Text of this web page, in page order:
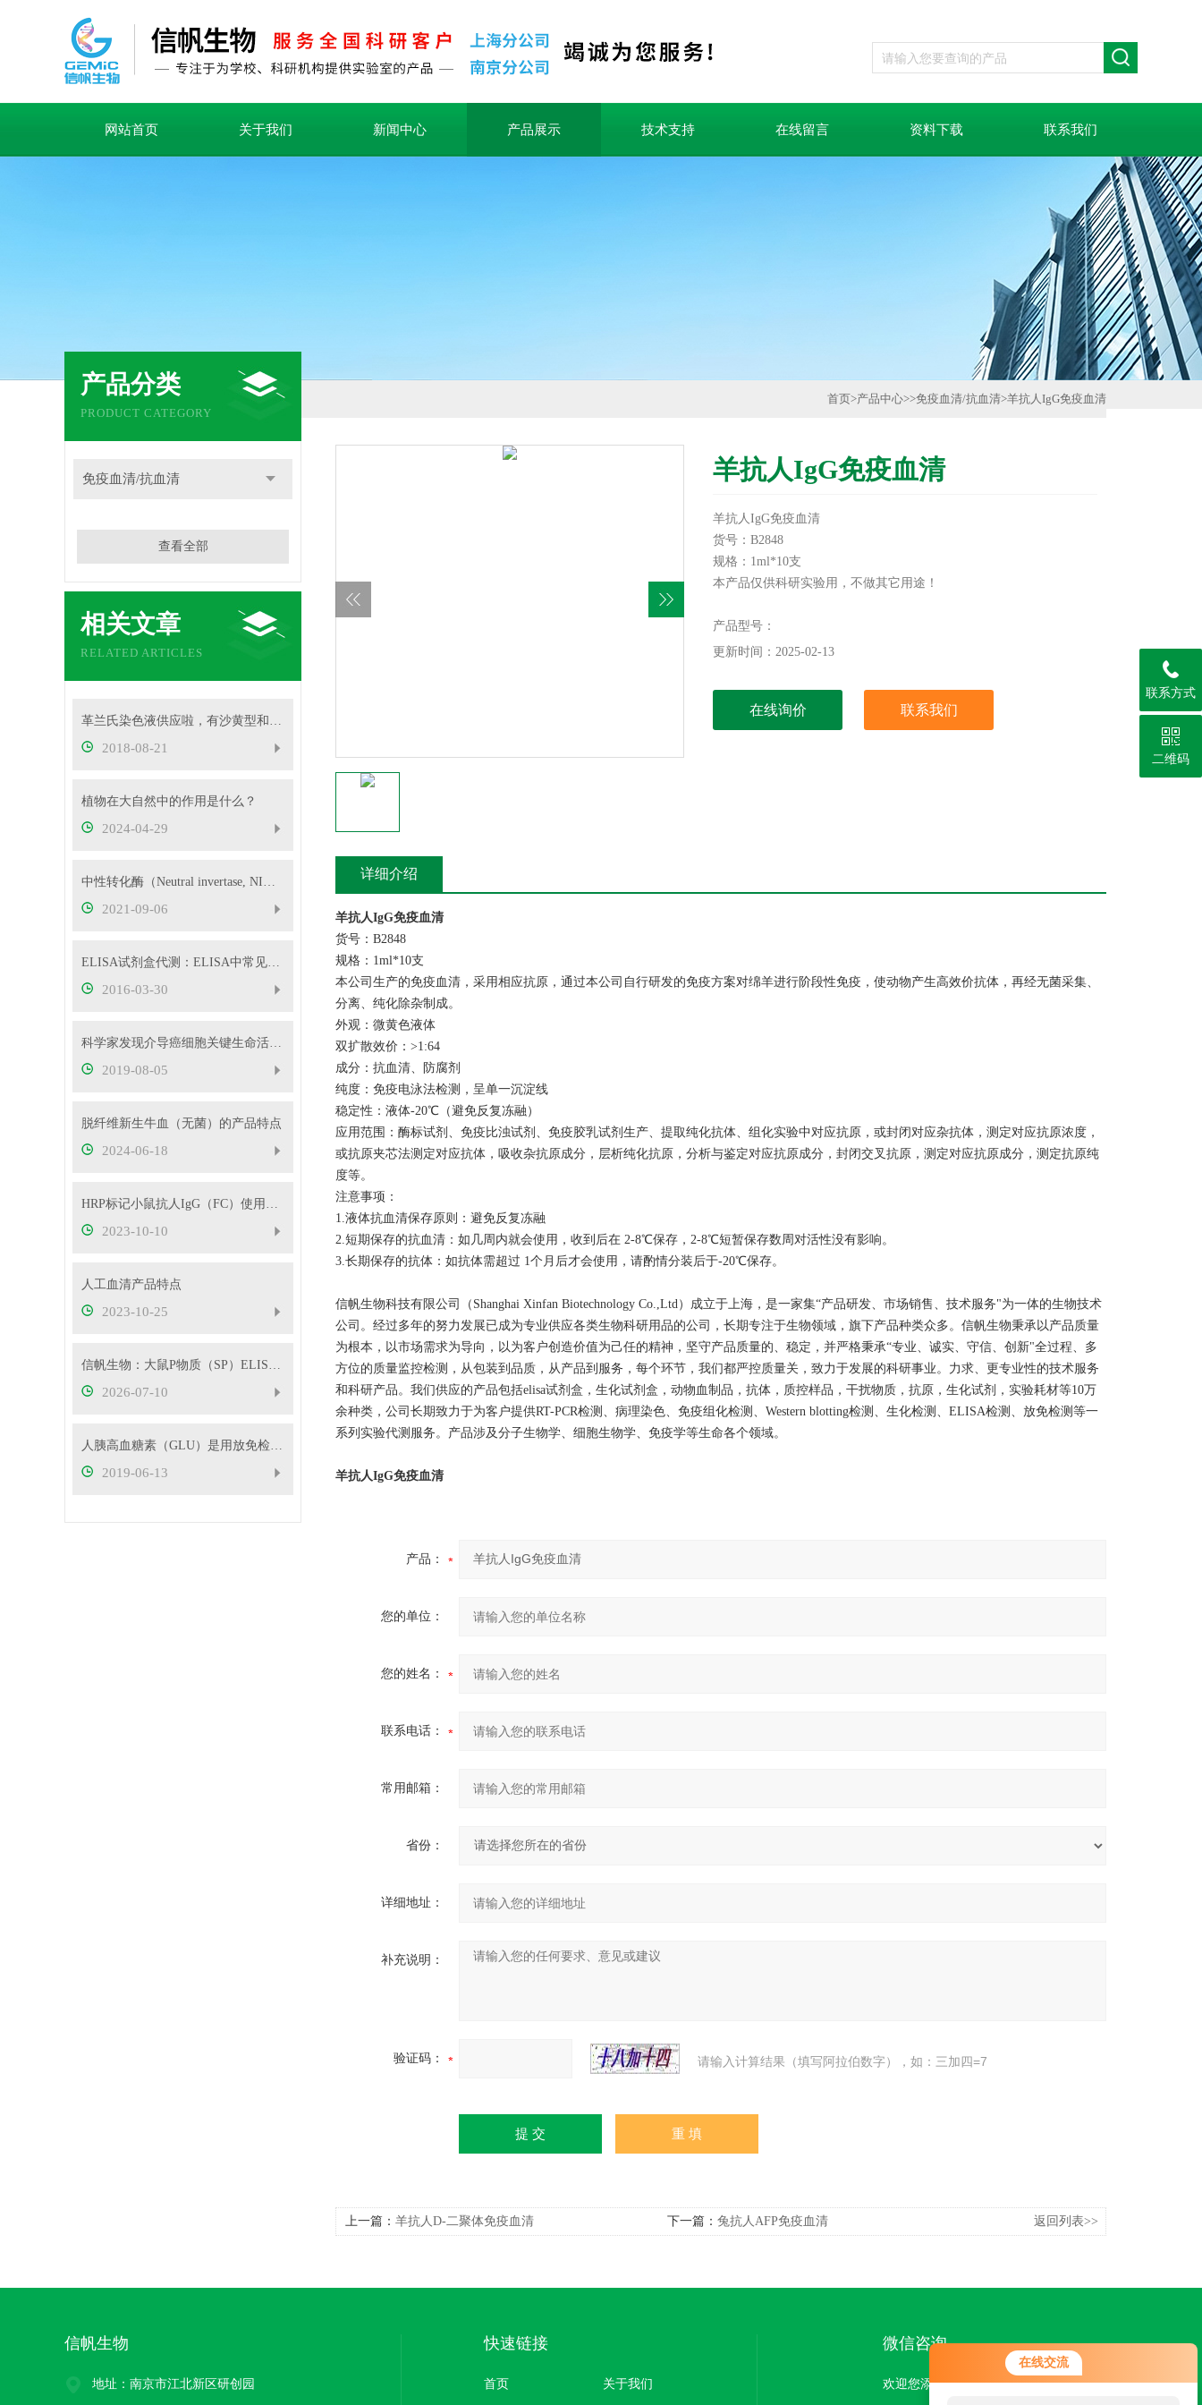
在线交流
您好！欢迎前来咨询，很高兴为您
服务，请问您要咨询什么问题呢？
网站首页 关于我们 新闻中心 产品展示 技术支持 在线留言 资料下载 联系我们
产品分类
PRODUCT CATEGORY
免疫血清/抗血清
查看全部
相关文章
RELATED ARTICLES
革兰氏染色液供应啦，有沙黄型和复红型两种，赶快来了解吧
2018-08-21
植物在大自然中的作用是什么？
2024-04-29
中性转化酶（Neutral invertase, NI）的检测原理！
2021-09-06
ELISA试剂盒代测：ELISA中常见问题及解决方法经验总结
2016-03-30
科学家发现介导癌细胞关键生命活动的蛋白质
2019-08-05
脱纤维新生牛血（无菌）的产品特点
2024-06-18
HRP标记小鼠抗人IgG（FC）使用建议
2023-10-10
人工血清产品特点
2023-10-25
信帆生物：大鼠P物质（SP）ELISA检测试剂盒性能指标
2026-07-10
人胰高血糖素（GLU）是用放免检测好还是用ELISA检测好
2019-06-13
首页>产品中心>>免疫血清/抗血清>羊抗人IgG免疫血清
羊抗人IgG免疫血清
羊抗人IgG免疫血清
货号：B2848
规格：1ml*10支
本产品仅供科研实验用，不做其它用途！
产品型号：
更新时间：2025-02-13
在线询价 联系我们
详细介绍
羊抗人IgG免疫血清
货号：B2848
规格：1ml*10支
本公司生产的免疫血清，采用相应抗原，通过本公司自行研发的免疫方案对绵羊进行阶段性免疫，使动物产生高效价抗体，再经无菌采集、
分离、纯化除杂制成。
外观：微黄色液体
双扩散效价：>1:64
成分：抗血清、防腐剂
纯度：免疫电泳法检测，呈单一沉淀线
稳定性：液体-20℃（避免反复冻融）
应用范围：酶标试剂、免疫比浊试剂、免疫胶乳试剂生产、提取纯化抗体、组化实验中对应抗原，或封闭对应杂抗体，测定对应抗原浓度，
或抗原夹芯法测定对应抗体，吸收杂抗原成分，层析纯化抗原，分析与鉴定对应抗原成分，封闭交叉抗原，测定对应抗原成分，测定抗原纯
度等。
注意事项：
1.液体抗血清保存原则：避免反复冻融
2.短期保存的抗血清：如几周内就会使用，收到后在 2-8℃保存，2-8℃短暂保存数周对活性没有影响。
3.长期保存的抗体：如抗体需超过 1个月后才会使用，请酌情分装后于-20℃保存。
信帆生物科技有限公司（Shanghai Xinfan Biotechnology Co.,Ltd）成立于上海，是一家集“产品研发、市场销售、技术服务"为一体的生物技术
公司。经过多年的努力发展已成为专业供应各类生物科研用品的公司，长期专注于生物领域，旗下产品种类众多。信帆生物秉承以产品质量
为根本，以市场需求为导向，以为客户创造价值为己任的精神，坚守产品质量的、稳定，并严格秉承“专业、诚实、守信、创新"全过程、多
方位的质量监控检测，从包装到品质，从产品到服务，每个环节，我们都严控质量关，致力于发展的科研事业。力求、更专业性的技术服务
和科研产品。我们供应的产品包括elisa试剂盒，生化试剂盒，动物血制品，抗体，质控样品，干扰物质，抗原，生化试剂，实验耗材等10万
余种类，公司长期致力于为客户提供RT-PCR检测、病理染色、免疫组化检测、Western blotting检测、生化检测、ELISA检测、放免检测等一
系列实验代测服务。产品涉及分子生物学、细胞生物学、免疫学等生命各个领域。
羊抗人IgG免疫血清
产品：
您的单位：
您的姓名：
联系电话：
常用邮箱：
省份：
详细地址：
补充说明：
验证码： 请输入计算结果（填写阿拉伯数字），如：三加四=7
上一篇： 羊抗人D-二聚体免疫血清 下一篇： 兔抗人AFP免疫血清 返回列表>>
信帆生物
地址：南京市江北新区研创园
快速链接
首页 关于我们
微信咨询
欢迎您添加我们的微信号了解更多信息：
联系方式
二维码